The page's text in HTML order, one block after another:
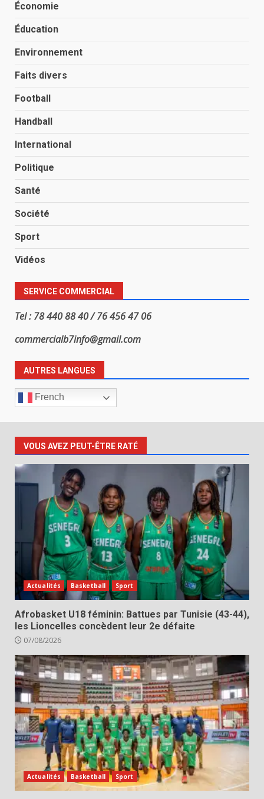
Économie
Éducation
Environnement
Faits divers
Football
Handball
International
Politique
Santé
Société
Sport
Vidéos
SERVICE COMMERCIAL
Tel : 78 440 88 40 / 76 456 47 06
commercialb7info@gmail.com
AUTRES LANGUES
French
VOUS AVEZ PEUT-ÊTRE RATÉ
Actualités Basketball Sport
Afrobasket U18 féminin: Battues par Tunisie (43-44),
les Lioncelles concèdent leur 2e défaite
07/08/2026
Actualités Basketball Sport